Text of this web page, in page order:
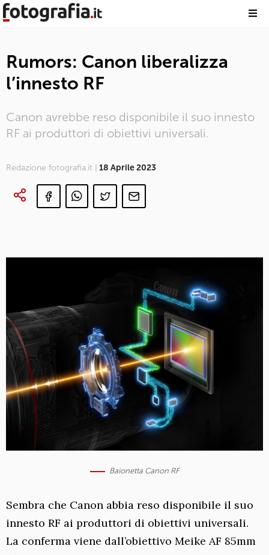
Rumors: Canon liberalizza
l’innesto RF
Canon avrebbe reso disponibile il suo innesto
RF ai produttori di obiettivi universali.
Redazione fotografia.it | 18 Aprile 2023
Baionetta Canon RF
Sembra che Canon abbia reso disponibile il suo
innesto RF ai produttori di obiettivi universali.
La conferma viene dall’obiettivo Meike AF 85mm